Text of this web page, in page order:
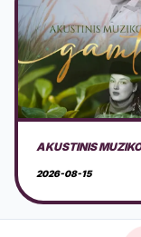
NEMOKAMAS
2026-08-16